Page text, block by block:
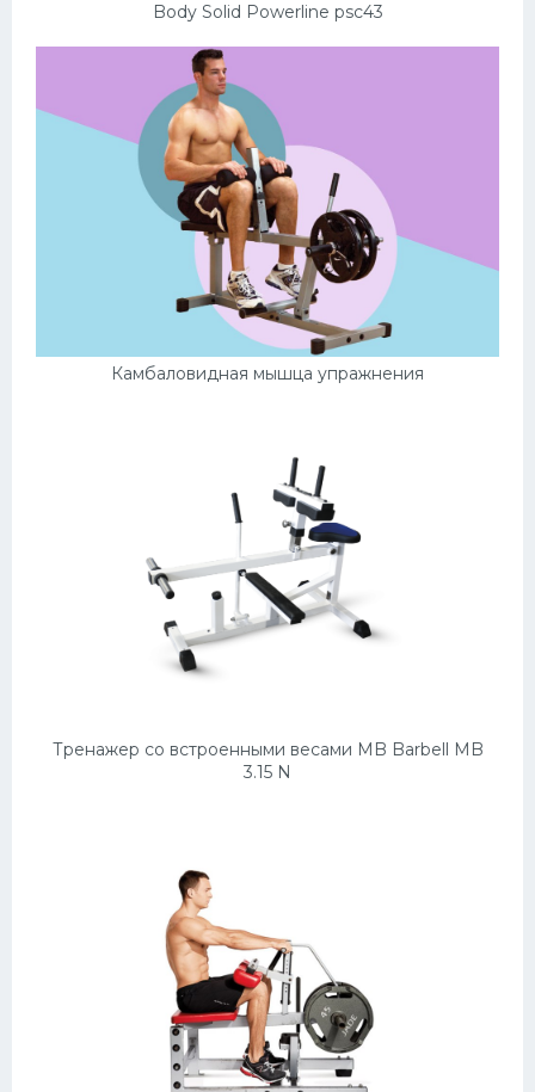
Body Solid Powerline psc43
Камбаловидная мышца упражнения
Тренажер со встроенными весами MB Barbell MB
3.15 N